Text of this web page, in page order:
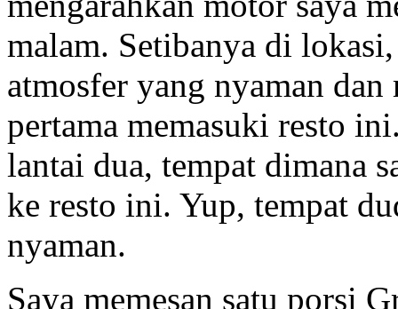
malam. Setibanya di
atmosfer yang nyaman
pertama memasuki resto
lantai dua, tempat dimana
ke resto ini. Yup, tempat
nyaman.
Saya memesan satu porsi